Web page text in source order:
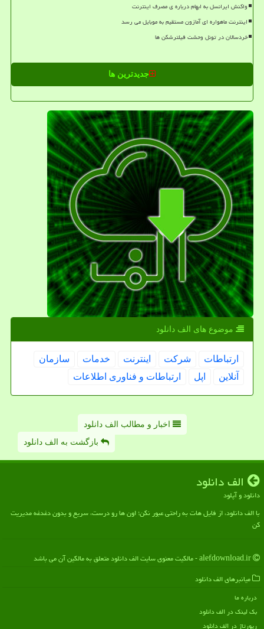
واکنش ایرانسل به ابهام درباره ی مصرف اینترنت
اینترنت ماهواره ای آمازون مستقیم به موبایل می رسد
خردسالان در تونل وحشت فیلترشکن ها
جدیدترین ها
موضوع های الف دانلود
ارتباطات شركت اینترنت خدمات
سازمان
آنلاین
اپل ارتباطات و فناوری اطلاعات
اخبار و مطالب الف دانلود
بازگشت به الف دانلود
الف دانلود
دانلود و آپلود
با الف دانلود، از فایل هات به راحتی عبور نکن؛ اون ها رو درست، سریع و بدون دغدغه مدیریت
کن
میانبرهای الف دانلود
درباره ما
بک لینک در الف دانلود
رپورتاژ در الف دانلود